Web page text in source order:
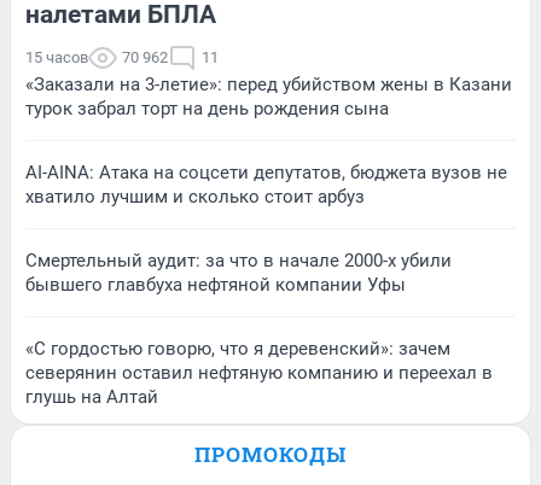
налетами БПЛА
15 часов 70 962 11
«Заказали на 3-летие»: перед убийством жены в Казани
турок забрал торт на день рождения сына
AI-AINA: Атака на соцсети депутатов, бюджета вузов не
хватило лучшим и сколько стоит арбуз
Смертельный аудит: за что в начале 2000-х убили
бывшего главбуха нефтяной компании Уфы
«С гордостью говорю, что я деревенский»: зачем
северянин оставил нефтяную компанию и переехал в
глушь на Алтай
ПРОМОКОДЫ